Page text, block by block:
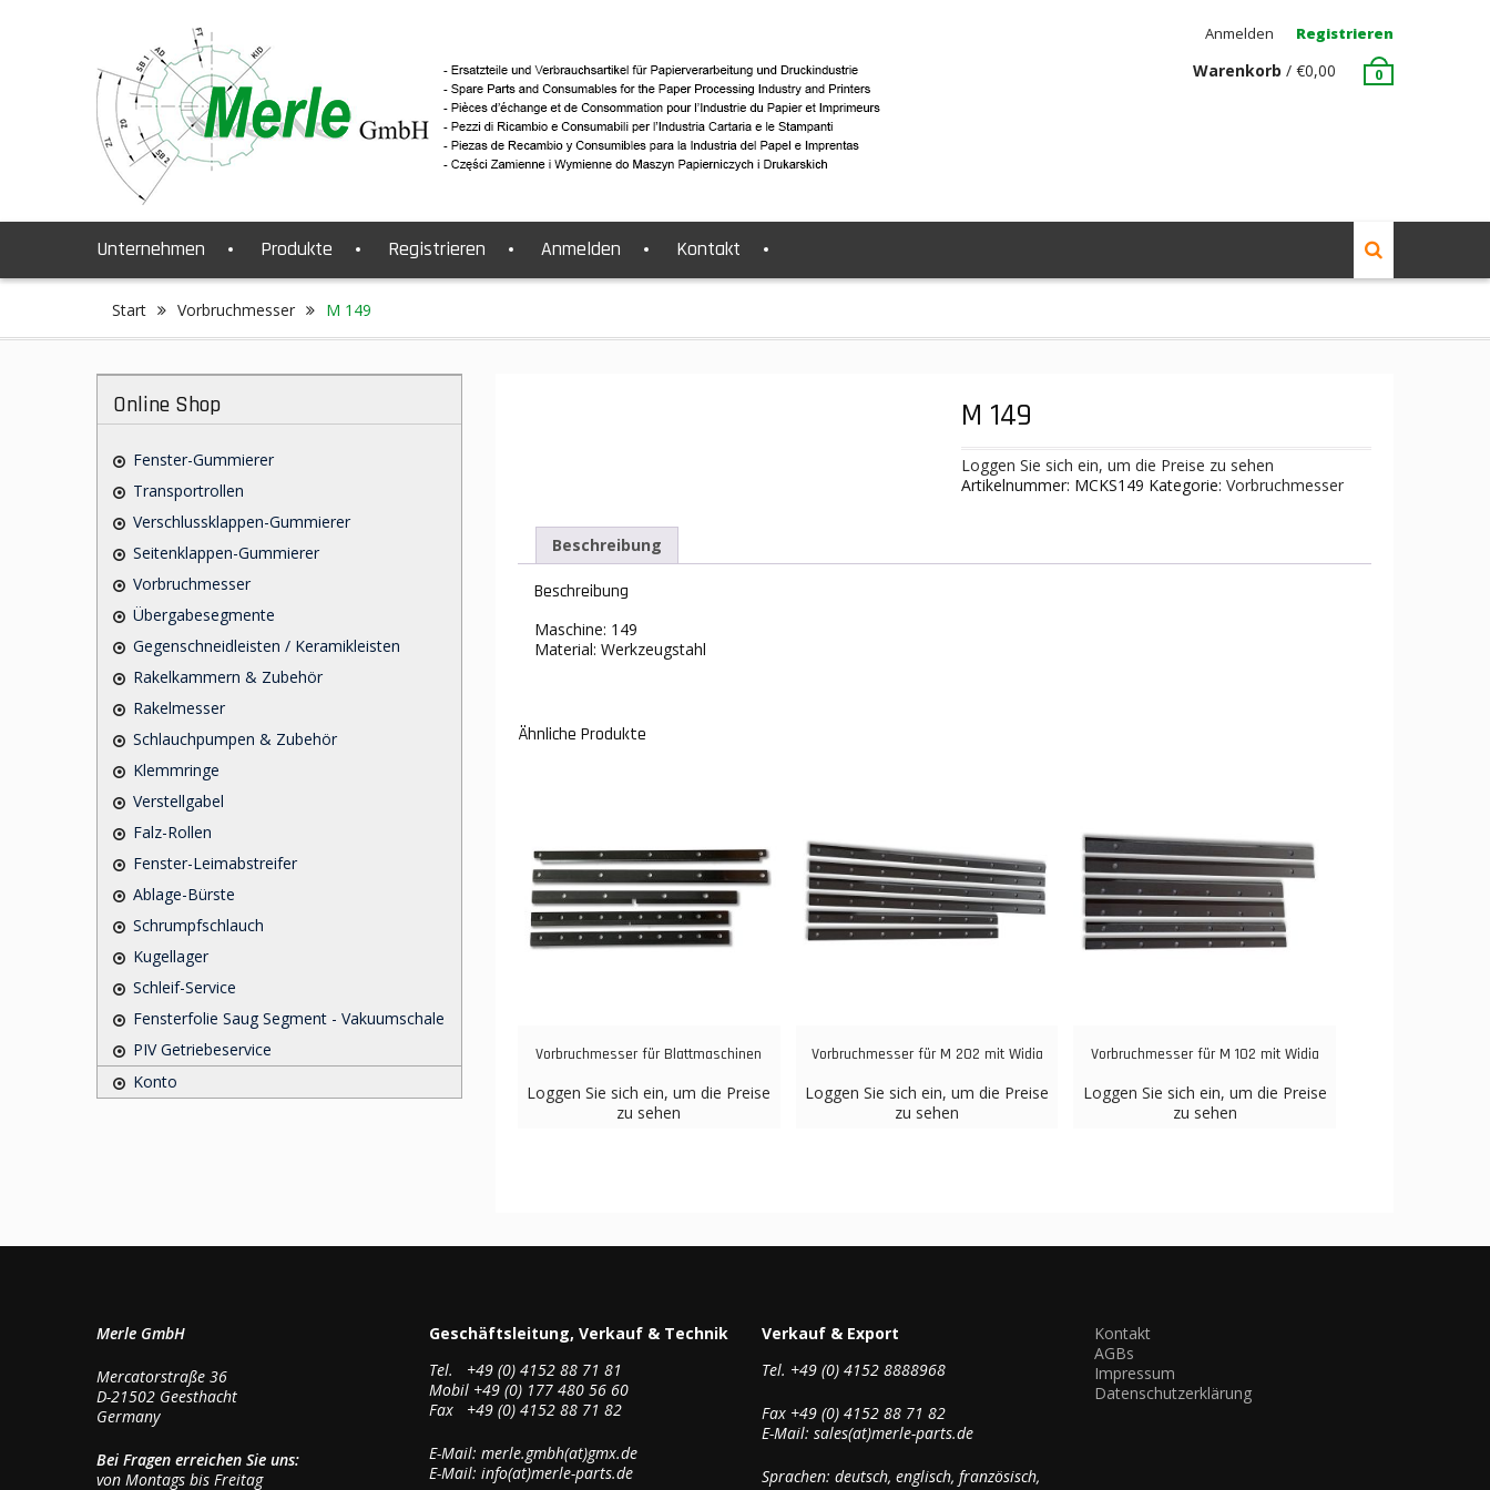
Anmelden Registrieren
Warenkorb / €0,00 0
Unternehmen Produkte Registrieren Anmelden Kontakt
Start Vorbruchmesser M 149
M 149
Loggen Sie sich ein, um die Preise zu sehen
Artikelnummer: MCKS149 Kategorie:Vorbruchmesser
Beschreibung
Beschreibung
Maschine: 149
Material: Werkzeugstahl
Ähnliche Produkte
Vorbruchmesser für Blattmaschinen
Loggen Sie sich ein, um die Preise
zu sehen
Vorbruchmesser für M 202 mit Widia
Loggen Sie sich ein, um die Preise
zu sehen
Vorbruchmesser für M 102 mit Widia
Loggen Sie sich ein, um die Preise
zu sehen
Online Shop
Fenster-Gummierer
Transportrollen
Verschlussklappen-Gummierer
Seitenklappen-Gummierer
Vorbruchmesser
Übergabesegmente
Gegenschneidleisten / Keramikleisten
Rakelkammern & Zubehör
Rakelmesser
Schlauchpumpen & Zubehör
Klemmringe
Verstellgabel
Falz-Rollen
Fenster-Leimabstreifer
Ablage-Bürste
Schrumpfschlauch
Kugellager
Schleif-Service
Fensterfolie Saug Segment - Vakuumschale
PIV Getriebeservice
Konto
Merle GmbH
Mercatorstraße 36
D-21502 Geesthacht
Germany
Bei Fragen erreichen Sie uns:
von Montags bis Freitag
Geschäftsleitung, Verkauf & Technik
Tel. +49 (0) 4152 88 71 81
Mobil +49 (0) 177 480 56 60
Fax +49 (0) 4152 88 71 82
E-Mail: merle.gmbh(at)gmx.de
E-Mail: info(at)merle-parts.de
Verkauf & Export
Tel. +49 (0) 4152 8888968
Fax +49 (0) 4152 88 71 82
E-Mail: sales(at)merle-parts.de
Sprachen: deutsch, englisch, französisch,
Kontakt
AGBs
Impressum
Datenschutzerklärung